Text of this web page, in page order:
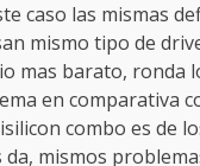
caso las mismas
mismo tipo de
mas barato, ronda
en comparativa
combo es de
mismos